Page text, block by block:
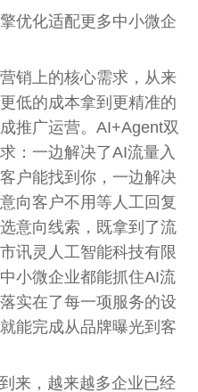
优化适配更多中小微企
销上的核心需求，从来
低的成本拿到更精准的
推广运营。AI+Agent双
：一边解决了AI流量入
户能找到你，一边解决
向客户不用等人工回复
意向线索，既拿到了流
讯灵人工智能科技有限
小微企业都能抓住AI流
实在了每一项服务的设
能完成从品牌曝光到客
来，越来越多企业已经